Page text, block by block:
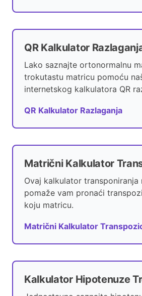
QR Kalkulator
Lako saznajte ortonormalnu
trokutastu matricu pomoću
internetskog kalkulatora QR
QR Kalkulator Razlaganja
Matrični Kalkulator
Ovaj kalkulator transponiranja
pomaže vam pronaći
koju matricu.
Matrični Kalkulator
Kalkulator Hipotenuze